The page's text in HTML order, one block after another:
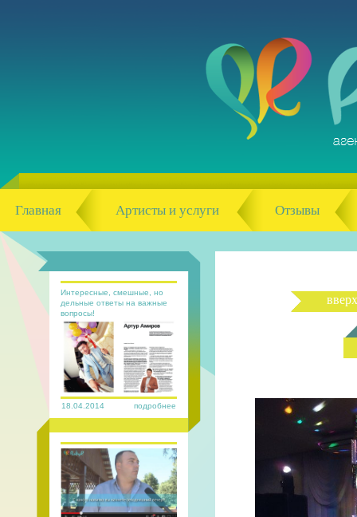
Главная Артисты и услуги Отзывы
18.04.2014 подробнее
Интересные, смешные, но
дельные ответы на важные
вопросы!
вверх